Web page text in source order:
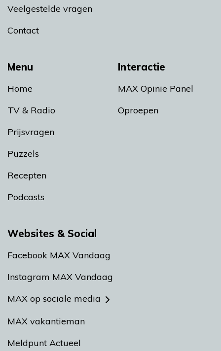
Menu
Home
TV & Radio
Prijsvragen
Puzzels
Recepten
Podcasts
Interactie
MAX Opinie Panel
Oproepen
Veelgestelde vragen
Contact
Websites & Social
Facebook MAX Vandaag
Instagram MAX Vandaag
MAX op sociale media
MAX vakantieman
Meldpunt Actueel